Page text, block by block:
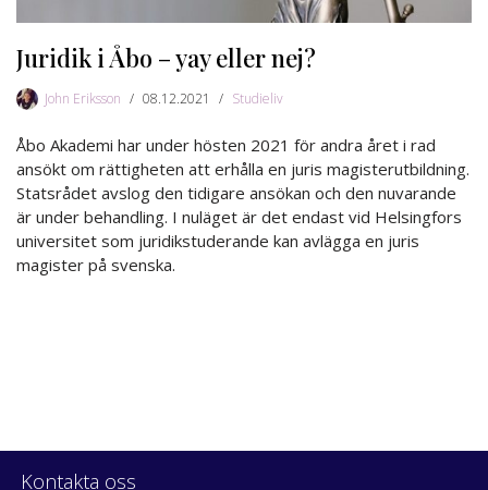
Juridik i Åbo – yay eller nej?
John Eriksson 08.12.2021 Studieliv
Åbo Akademi har under hösten 2021 för andra året i rad
ansökt om rättigheten att erhålla en juris magisterutbildning.
Statsrådet avslog den tidigare ansökan och den nuvarande
är under behandling. I nuläget är det endast vid Helsingfors
universitet som juridikstuderande kan avlägga en juris
magister på svenska.
Kontakta oss